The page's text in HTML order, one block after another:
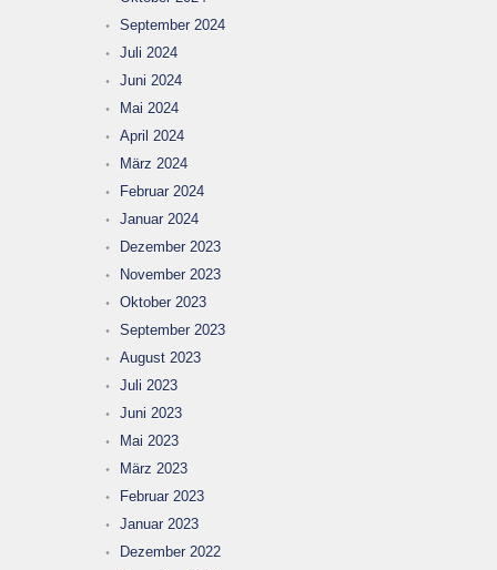
September 2024
Juli 2024
Juni 2024
Mai 2024
April 2024
März 2024
Februar 2024
Januar 2024
Dezember 2023
November 2023
Oktober 2023
September 2023
August 2023
Juli 2023
Juni 2023
Mai 2023
März 2023
Februar 2023
Januar 2023
Dezember 2022